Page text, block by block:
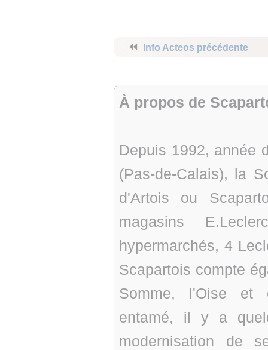
⏪ Info Acteos précédente
À propos de
Depuis 1992, année
(Pas-de-Calais), la
d'Artois ou
magasins
hypermarchés, 4
Scapartois compte
Somme, l'Oise et
entamé, il y a
modernisation de